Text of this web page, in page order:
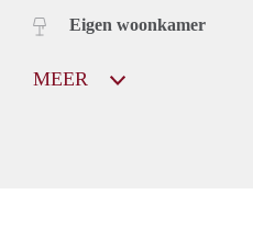
Eigen woonkamer
MEER